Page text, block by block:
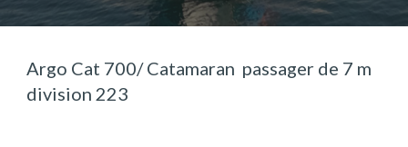
Argo Cat 700/ Catamaran passager de 7 m
division 223